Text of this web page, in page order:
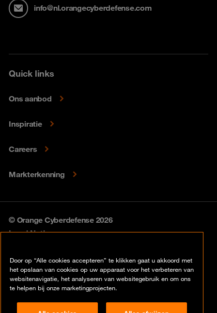
info@nl.orangecyberdefense.com
Quick links
Ons aanbod
Inspiratie
Careers
Markterkenning
© Orange Cyberdefense 2026
Legal Notice
Vulnerability policy
Door op “Alle cookies accepteren” te klikken gaat u akkoord met
het opslaan van cookies op uw apparaat voor het verbeteren van
websitenavigatie, het analyseren van websitegebruik en om ons
te helpen bij onze marketingprojecten.